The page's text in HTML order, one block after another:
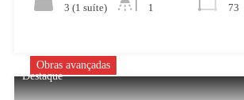
3 (1 suíte) 1 73
Destaque
Obras avançadas